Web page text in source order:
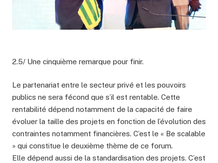
2.5/ Une cinquième remarque pour finir.
Le partenariat entre le secteur privé et les pouvoirs
publics ne sera fécond que s’il est rentable. Cette
rentabilité dépend notamment de la capacité de faire
évoluer la taille des projets en fonction de l’évolution des
contraintes notamment financières. C’est le « Be scalable
» qui constitue le deuxième thème de ce forum.
Elle dépend aussi de la standardisation des projets. C’est